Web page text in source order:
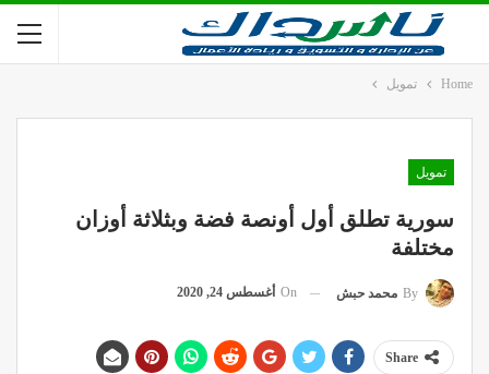
Home تمويل
تمويل
سورية تطلق أول أونصة فضة وبثلاثة أوزان
مختلفة
By محمد حبش On أغسطس 24, 2020
Share